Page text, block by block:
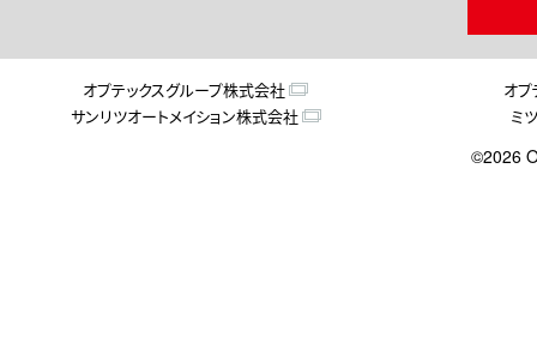
オプテックスグループ株式会社
オ
サンリツオートメイション株式会社
ミ
©2026